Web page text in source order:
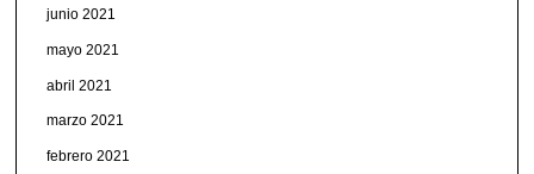
junio 2021
mayo 2021
abril 2021
marzo 2021
febrero 2021